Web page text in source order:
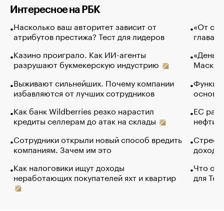
Интересное на РБК
Насколько ваш авторитет зависит от
атрибутов престижа? Тест для лидеров
Казино проиграло. Как ИИ-агенты
разрушают букмекерскую индустрию
Выживают сильнейших. Почему компании
избавляются от лучших сотрудников
Как банк Wildberries резко нарастил
кредиты селлерам до атак на склады
Сотрудники открыли новый способ вредить
компаниям. Зачем им это
Как налоговики ищут доходы
неработающих покупателей яхт и квартир
«От
глава
Маск в
основ
ЕС
нефти
Что
для